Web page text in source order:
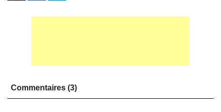
Commentaires (3)